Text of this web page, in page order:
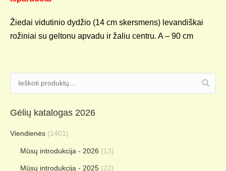
Žiedai vidutinio dydžio (14 cm skersmens) levandiškai
rožiniai su geltonu apvadu ir žaliu centru. A – 90 cm
Gėlių katalogas 2026
Viendienės (1401)
Mūsų introdukcija - 2026 (13)
Mūsų introdukcija - 2025 (22)